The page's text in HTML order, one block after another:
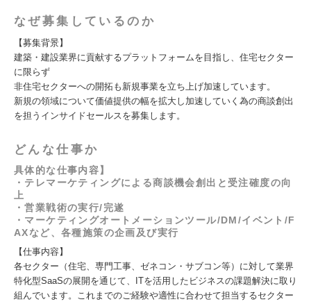
なぜ募集しているのか
【募集背景】
建築・建設業界に貢献するプラットフォームを目指し、住宅セクター
に限らず
非住宅セクターへの開拓も新規事業を立ち上げ加速しています。
新規の領域について価値提供の幅を拡大し加速していく為の商談創出
を担うインサイドセールスを募集します。
どんな仕事か
具体的な仕事内容】
・テレマーケティングによる商談機会創出と受注確度の向
上
・営業戦術の実行/完遂
・マーケティングオートメーションツール/DM/イベント/F
AXなど、各種施策の企画及び実行
【仕事内容】
各セクター（住宅、専門工事、ゼネコン・サブコン等）に対して業界
特化型SaaSの展開を通じて、ITを活用したビジネスの課題解決に取り
組んでいます。これまでのご経験や適性に合わせて担当するセクター